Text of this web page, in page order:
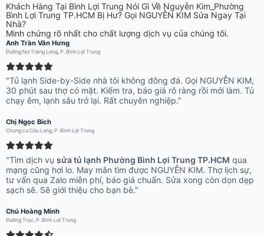
Khách Hàng Tại Bình Lợi Trung Nói Gì Về Nguyễn Kim_Phường
Bình Lợi Trung TP.HCM Bị Hư? Gọi NGUYỄN KIM Sửa Ngay Tại
Nhà?
Minh chứng rõ nhất cho chất lượng dịch vụ của chúng tôi.
Anh Trần Văn Hưng
Đường Nơ Trang Long, P. Bình Lợi Trung
"Tủ lạnh Side-by-Side nhà tôi không đông đá. Gọi NGUYỄN KIM,
30 phút sau thợ có mặt. Kiểm tra, báo giá rõ ràng rồi mới làm. Tủ
chạy êm, lạnh sâu trở lại. Rất chuyên nghiệp."
Chị Ngọc Bích
Chung cư Cửu Long, P. Bình Lợi Trung
"Tìm dịch vụ sửa tủ lạnh Phường Bình Lợi Trung TP.HCM qua
mạng cũng hơi lo. May mắn tìm được NGUYỄN KIM. Thợ lịch sự,
tư vấn qua Zalo miễn phí, báo giá chuẩn. Sửa xong còn dọn dẹp
sạch sẽ. Sẽ giới thiệu cho bạn bè."
Chú Hoàng Minh
Đường Trục, P. Bình Lợi Trung